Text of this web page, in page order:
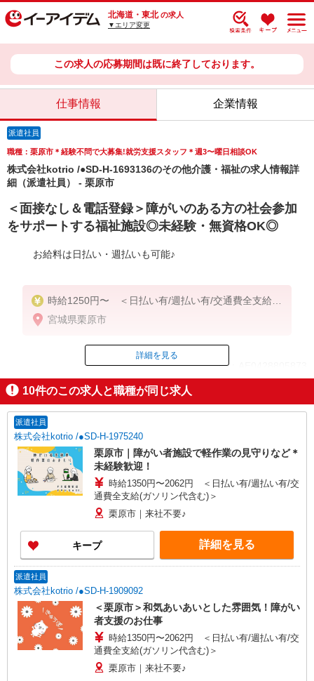
北海道・東北 の求人
▼エリア変更
この求人の応募期間は既に終了しております。
仕事情報 企業情報
派遣社員
職種：栗原市＊経験不問で大募集!就労支援スタッフ＊週3〜曜日相談OK
株式会社kotrio /●SD-H-1693136のその他介護・福祉の求人情報詳
細（派遣社員） - 栗原市
＜面接なし＆電話登録＞障がいのある方の社会参加
をサポートする福祉施設◎未経験・無資格OK◎
お給料は日払い・週払いも可能♪
時給1250円〜 ＜日払い有/週払い有/交通費全支給(
ガソリン代含む)＞
宮城県栗原市
ID：AE0428805873
掲載期間終了
詳細を見る
10件のこの求人と職種が同じ求人
派遣社員
株式会社kotrio /●SD-H-1975240
栗原市｜障がい者施設で軽作業の見守りなど＊
未経験歓迎！
時給1350円〜2062円 ＜日払い有/週払い有/交
通費全支給(ガソリン代含む)＞
栗原市｜来社不要♪
キープ 詳細を見る
派遣社員
株式会社kotrio /●SD-H-1909092
＜栗原市＞和気あいあいとした雰囲気！障がい
者支援のお仕事
時給1350円〜2062円 ＜日払い有/週払い有/交
通費全支給(ガソリン代含む)＞
栗原市｜来社不要♪